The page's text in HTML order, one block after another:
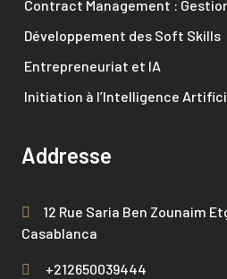
Contract Management :
Développement des Soft Skills
Entrepreneuriat et IA
Initiation à l’Intelligence
Addresse
12 Rue Saria Ben Zounaim
Casablanca
+212650039444